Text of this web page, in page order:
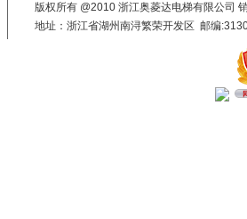
版权所有 @2010 浙江奥菱达电梯有限公司
地址：浙江省湖州南浔繁荣开发区 邮编